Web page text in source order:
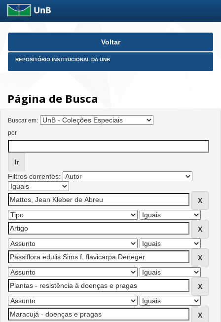
Skip
Voltar
REPOSITÓRIO INSTITUCIONAL DA UNB
Página de Busca
Buscar em:
por
Filtros correntes: